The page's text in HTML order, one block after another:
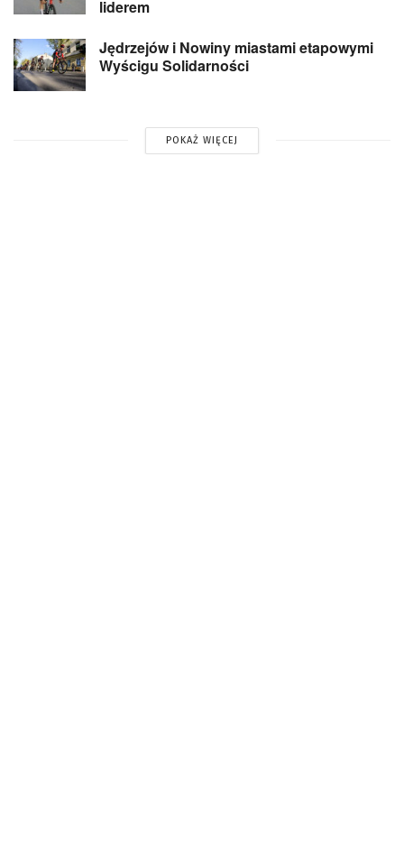
liderem
Jędrzejów i Nowiny miastami etapowymi
Wyścigu Solidarności
POKAŻ WIĘCEJ